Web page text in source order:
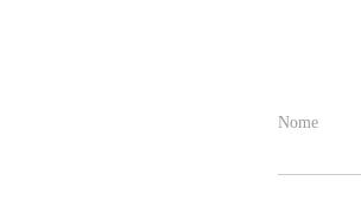
Nome